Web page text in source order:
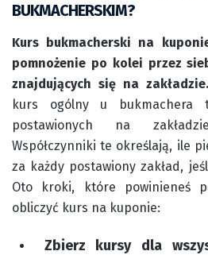
BUKMACHERSKIM?
Kurs bukmacherski na
pomnożenie po kolei przez
znajdujących się na zakładzie.
kurs ogólny u bukmachera
postawionych na
Współczynniki te określają, ile
za każdy postawiony zakład,
Oto kroki, które powinieneś
obliczyć kurs na kuponie:
Zbierz kursy dla